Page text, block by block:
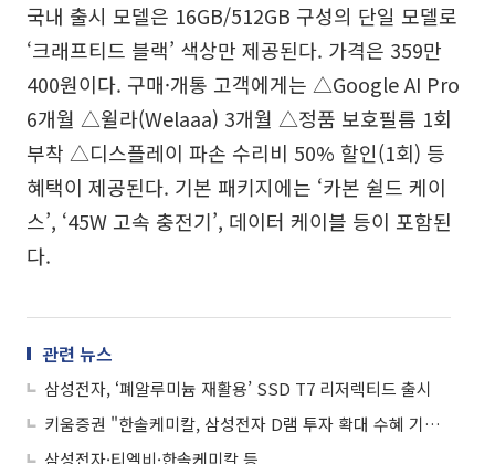
국내 출시 모델은 16GB/512GB 구성의 단일 모델로
‘크래프티드 블랙’ 색상만 제공된다. 가격은 359만
400원이다. 구매·개통 고객에게는 △Google AI Pro
6개월 △윌라(Welaaa) 3개월 △정품 보호필름 1회
부착 △디스플레이 파손 수리비 50% 할인(1회) 등
혜택이 제공된다. 기본 패키지에는 ‘카본 쉴드 케이
스’, ‘45W 고속 충전기’, 데이터 케이블 등이 포함된
다.
관련 뉴스
삼성전자, ‘폐알루미늄 재활용’ SSD T7 리저렉티드 출시
키움증권 "한솔케미칼, 삼성전자 D램 투자 확대 수혜 기대⋯목표가↑"